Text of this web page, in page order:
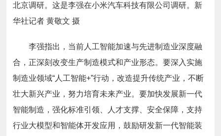
北京调研。这是李强在小米汽车科技有限公司调研。新
华社记者 黄敬文 摄
李强指出，当前人工智能加速与先进制造业深度融
合，正深刻改变生产制造模式和产业形态。要深入实施
制造业领域“人工智能+”行动，改造提升传统产业，不断
壮大新兴产业，努力培育未来产业。要加快发展新一代
智能制造，强化标准引领、人才支撑、安全保障，支持
行业大模型和智能体开发应用，鼓励研发新一代智能装